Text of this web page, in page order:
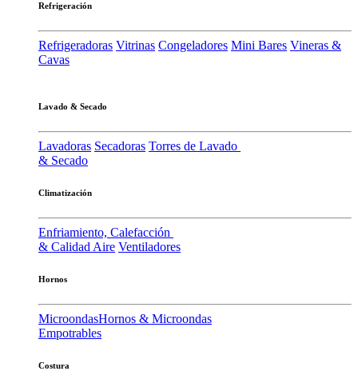
Refrigeración
Refrigeradoras Vitrinas Congeladores Mini Bares Vineras &
Cavas
Lavado & Secado
Lavadoras Secadoras Torres de Lavado
& Secado
Climatización
Enfriamiento, Calefacción
& Calidad Aire Ventiladores
Hornos
MicroondasHornos & Microondas
Empotrables
Costura